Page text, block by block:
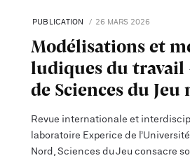
PUBLICATION 26 MARS 2026
Modélisations et
ludiques du
de Sciences du Jeu
Revue internationale et
laboratoire Experice de
Nord, Sciences du Jeu consacre